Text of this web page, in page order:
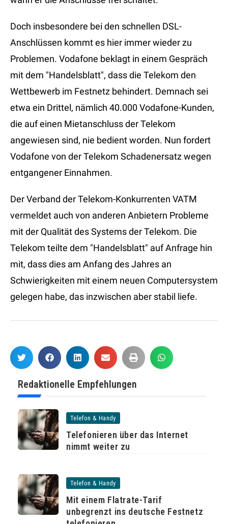
Doch insbesondere bei den schnellen DSL-
Anschlüssen kommt es hier immer wieder zu
Problemen. Vodafone beklagt in einem Gespräch
mit dem "Handelsblatt", dass die Telekom den
Wettbewerb im Festnetz behindert. Demnach sei
etwa ein Drittel, nämlich 40.000 Vodafone-Kunden,
die auf einen Mietanschluss der Telekom
angewiesen sind, nie bedient worden. Nun fordert
Vodafone von der Telekom Schadenersatz wegen
entgangener Einnahmen.
Der Verband der Telekom-Konkurrenten VATM
vermeldet auch von anderen Anbietern Probleme
mit der Qualität des Systems der Telekom. Die
Telekom teilte dem "Handelsblatt" auf Anfrage hin
mit, dass dies am Anfang des Jahres an
Schwierigkeiten mit einem neuen Computersystem
gelegen habe, das inzwischen aber stabil liefe.
Redaktionelle Empfehlungen
Telefon & Handy
Telefonieren über das Internet
nimmt weiter zu
Telefon & Handy
Mit einem Flatrate-Tarif
unbegrenzt ins deutsche Festnetz